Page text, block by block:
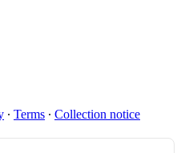
∙ Terms ∙ Collection notice